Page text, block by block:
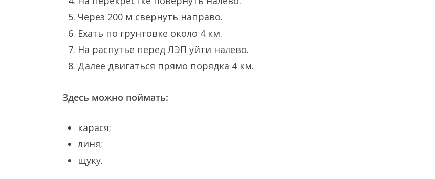
Через 200 м свернуть направо.
Ехать по грунтовке около 4 км.
На распутье перед ЛЭП уйти налево.
Далее двигаться прямо порядка 4 км.
Здесь можно поймать:
карася;
линя;
щуку.